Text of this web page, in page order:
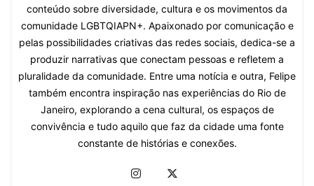
conteúdo sobre diversidade, cultura e os movimentos da
comunidade LGBTQIAPN+. Apaixonado por comunicação e
pelas possibilidades criativas das redes sociais, dedica-se a
produzir narrativas que conectam pessoas e refletem a
pluralidade da comunidade. Entre uma notícia e outra, Felipe
também encontra inspiração nas experiências do Rio de
Janeiro, explorando a cena cultural, os espaços de
convivência e tudo aquilo que faz da cidade uma fonte
constante de histórias e conexões.